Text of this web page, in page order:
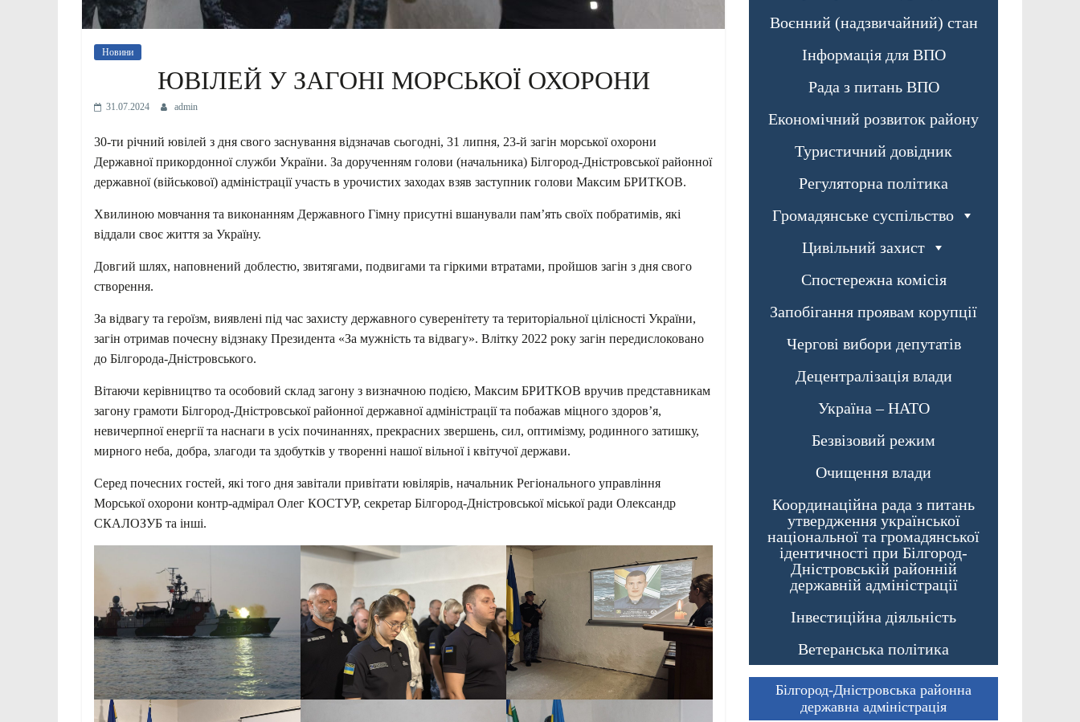
Новини
ЮВІЛЕЙ У ЗАГОНІ МОРСЬКОЇ ОХОРОНИ
31.07.2024 admin
30-ти річний ювілей з дня свого заснування відзначав сьогодні, 31 липня, 23-й загін морської охорони
Державної прикордонної служби України. За дорученням голови (начальника) Білгород-Дністровської районної
державної (військової) адміністрації участь в урочистих заходах взяв заступник голови Максим БРИТКОВ.
Хвилиною мовчання та виконанням Державного Гімну присутні вшанували пам’ять своїх побратимів, які
віддали своє життя за Україну.
Довгий шлях, наповнений доблестю, звитягами, подвигами та гіркими втратами, пройшов загін з дня свого
створення.
За відвагу та героїзм, виявлені під час захисту державного суверенітету та територіальної цілісності України,
загін отримав почесну відзнаку Президента «За мужність та відвагу». Влітку 2022 року загін передислоковано
до Білгорода-Дністровського.
Вітаючи керівництво та особовий склад загону з визначною подією, Максим БРИТКОВ вручив представникам
загону грамоти Білгород-Дністровської районної державної адміністрації та побажав міцного здоров’я,
невичерпної енергії та наснаги в усіх починаннях, прекрасних звершень, сил, оптимізму, родинного затишку,
мирного неба, добра, злагоди та здобутків у творенні нашої вільної і квітучої держави.
Серед почесних гостей, які того дня завітали привітати ювілярів, начальник Регіонального управління
Морської охорони контр-адмірал Олег КОСТУР, секретар Білгород-Дністровської міської ради Олександр
СКАЛОЗУБ та інші.
Воєнний (надзвичайний) стан
Інформація для ВПО
Рада з питань ВПО
Економічний розвиток району
Туристичний довідник
Регуляторна політика
Громадянське суспільство
Цивільний захист
Спостережна комісія
Запобігання проявам корупції
Чергові вибори депутатів
Децентралізація влади
Україна – НАТО
Безвізовий режим
Очищення влади
Координаційна рада з питань
утвердження української
національної та громадянської
ідентичності при Білгород-
Дністровській районній
державній адміністрації
Інвестиційна діяльність
Ветеранська політика
Білгород-Дністровська районна
державна адміністрація